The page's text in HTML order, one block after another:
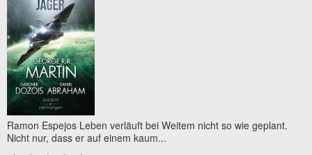
Ramon Espejos Leben verläuft bei Weitem nicht so wie geplant.
Nicht nur, dass er auf einem kaum...